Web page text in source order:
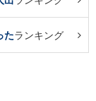
たランキング